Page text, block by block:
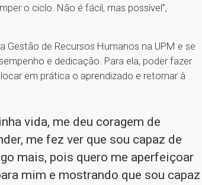
o ciclo. Não é fácil, mas possível”,
Gestão de Recursos Humanos na UPM e se
e dedicação. Para ela, poder fazer
em prática o aprendizado e retornar à
vida, me deu coragem de
me fez ver que sou capaz de
mais, pois quero me aperfeiçoar
mim e mostrando que sou capaz